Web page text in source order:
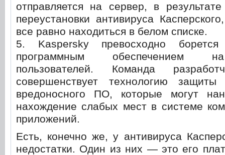
отправляется на сервер, в
переустановки антивируса
все равно находиться в белом списке.
5. Kaspersky превосходно
программным обеспечением
пользователей. Команда
совершенствует технологию
вредоносного ПО, которые могут
нахождение слабых мест в системе
приложений.
Есть, конечно же, у антивируса
недостатки. Один из них — это его